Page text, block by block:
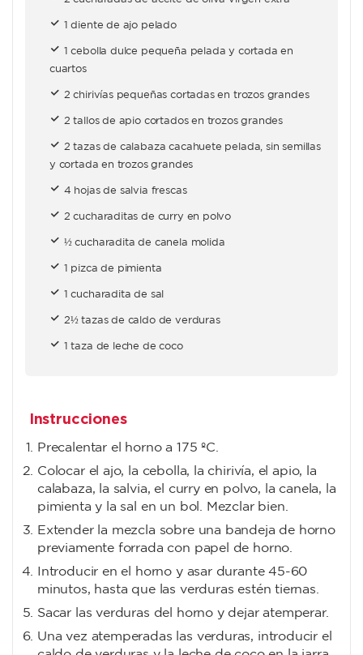
1 diente de ajo pelado
1 cebolla dulce pequeña pelada y cortada en
cuartos
2 chirivías pequeñas cortadas en trozos grandes
2 tallos de apio cortados en trozos grandes
2 tazas de calabaza cacahuete pelada, sin semillas
y cortada en trozos grandes
4 hojas de salvia frescas
2 cucharaditas de curry en polvo
½ cucharadita de canela molida
1 pizca de pimienta
1 cucharadita de sal
2½ tazas de caldo de verduras
1 taza de leche de coco
Instrucciones
Precalentar el horno a 175 ºC.
Colocar el ajo, la cebolla, la chirivía, el apio, la
calabaza, la salvia, el curry en polvo, la canela, la
pimienta y la sal en un bol. Mezclar bien.
Extender la mezcla sobre una bandeja de horno
previamente forrada con papel de horno.
Introducir en el horno y asar durante 45-60
minutos, hasta que las verduras estén tiernas.
Sacar las verduras del horno y dejar atemperar.
Una vez atemperadas las verduras, introducir el